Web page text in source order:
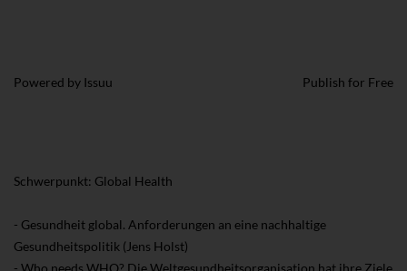
Powered by Issuu Publish for Free
Schwerpunkt: Global Health
- Gesundheit global. Anforderungen an eine nachhaltige
Gesundheitspolitik (Jens Holst)
- Who needs WHO? Die Weltgesundheitsorganisation hat ihre Ziele